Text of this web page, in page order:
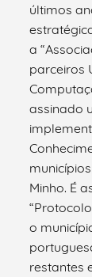
últimos
a
parceiros
assinado
Minho. É
o
restantes